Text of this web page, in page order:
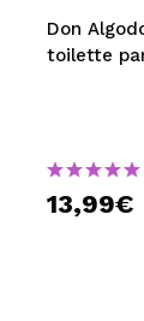
Don
toilette
13,99€